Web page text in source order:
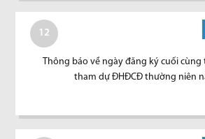
12
Thông báo về ngày đăng ký cuối cùng
tham dự ĐHĐCĐ thường niên